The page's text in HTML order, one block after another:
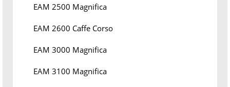
EAM 2500 Magnifica
EAM 2600 Caffe Corso
EAM 3000 Magnifica
EAM 3100 Magnifica